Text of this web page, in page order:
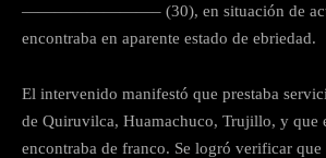
————————– (30), en situación de
encontraba en aparente estado de ebriedad.
El intervenido manifestó que prestaba
de Quiruvilca, Huamachuco, Trujillo, y que
encontraba de franco. Se logró verificar que